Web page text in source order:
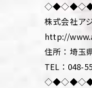
株式会社ア
http://
住所：埼玉
TEL：048-